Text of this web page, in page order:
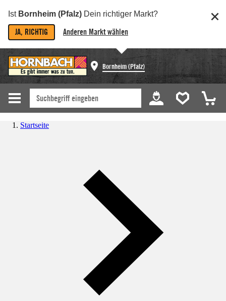
Ist Bornheim (Pfalz) Dein richtiger Markt?
JA, RICHTIG Anderen Markt wählen
Bornheim (Pfalz)
Startseite